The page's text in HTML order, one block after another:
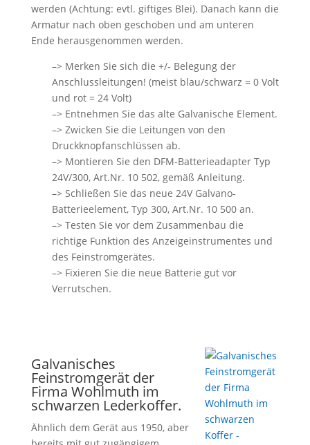
werden (Achtung: evtl. giftiges Blei). Danach kann die
Armatur nach oben geschoben und am unteren
Ende herausgenommen werden.
–> Merken Sie sich die +/- Belegung der
Anschlussleitungen! (meist blau/schwarz = 0 Volt
und rot = 24 Volt)
–> Entnehmen Sie das alte Galvanische Element.
–> Zwicken Sie die Leitungen von den
Druckknopfanschlüssen ab.
–> Montieren Sie den DFM-Batterieadapter Typ
24V/300, Art.Nr. 10 502, gemäß Anleitung.
–> Schließen Sie das neue 24V Galvano-
Batterieelement, Typ 300, Art.Nr. 10 500 an.
–> Testen Sie vor dem Zusammenbau die
richtige Funktion des Anzeigeinstrumentes und
des Feinstromgerätes.
–> Fixieren Sie die neue Batterie gut vor
Verrutschen.
Galvanisches
Feinstromgerät der
Firma Wohlmuth im
schwarzen Lederkoffer.
Ähnlich dem Gerät aus 1950, aber